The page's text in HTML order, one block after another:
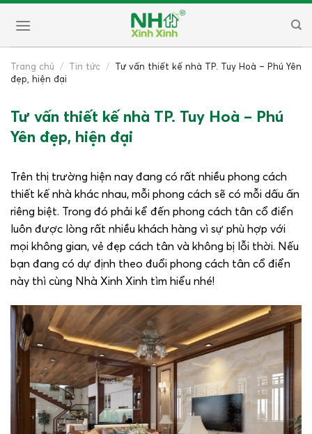
Trang chủ / Tin tức /
Tư vấn thiết kế nhà TP. Tuy Hoà – Phú Yên
đẹp, hiện đại
Tư vấn thiết kế nhà TP. Tuy Hoà – Phú
Yên đẹp, hiện đại
Trên thị trường hiện nay đang có rất nhiều phong cách
thiết kế nhà khác nhau, mỗi phong cách sẽ có mỗi dấu ấn
riêng biệt. Trong đó phải kể đến phong cách tân cổ điển
luôn được lòng rất nhiều khách hàng vì sự phù hợp với
mọi không gian, vẻ đẹp cách tân và không bị lỗi thời. Nếu
bạn đang có dự định theo đuổi phong cách tân cổ điển
này thì cùng Nhà Xinh Xinh tìm hiểu nhé!